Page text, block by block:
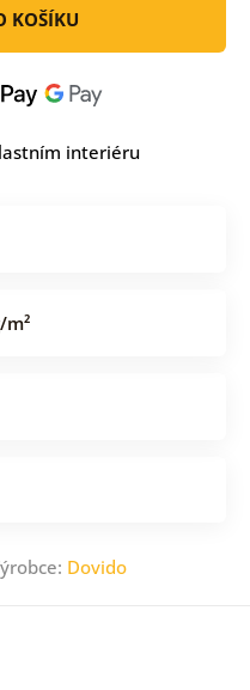
KOŠÍKU
interiéru
Dovido